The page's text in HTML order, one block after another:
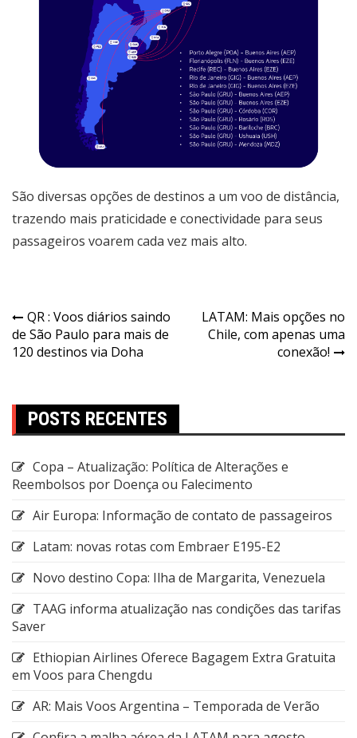
São diversas opções de destinos a um voo de distância,
trazendo mais praticidade e conectividade para seus
passageiros voarem cada vez mais alto.
QR : Voos diários saindo
de São Paulo para mais de
120 destinos via Doha
LATAM: Mais opções no
Chile, com apenas uma
conexão!
POSTS RECENTES
Copa – Atualização: Política de Alterações e
Reembolsos por Doença ou Falecimento
Air Europa: Informação de contato de passageiros
Latam: novas rotas com Embraer E195-E2
Novo destino Copa: Ilha de Margarita, Venezuela
TAAG informa atualização nas condições das tarifas
Saver
Ethiopian Airlines Oferece Bagagem Extra Gratuita
em Voos para Chengdu
AR: Mais Voos Argentina – Temporada de Verão